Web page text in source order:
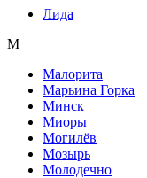
Лида
М
Малорита
Марьина Горка
Минск
Миоры
Могилёв
Мозырь
Молодечно